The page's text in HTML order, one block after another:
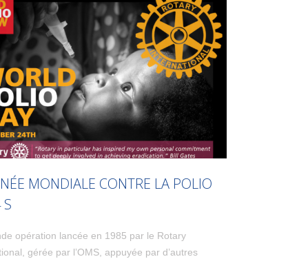
MONDIALE CONTRE LA POLIO
opération lancée en 1985 par le Rotary
gérée par l’OMS, appuyée par d’autres